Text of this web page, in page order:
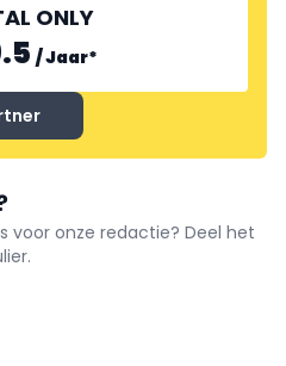
ONLY
/Jaar*
voor onze redactie? Deel het